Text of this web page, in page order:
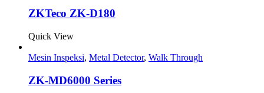
ZKTeco ZK-D180
Quick View
Mesin Inspeksi, Metal Detector, Walk Through
ZK-MD6000 Series